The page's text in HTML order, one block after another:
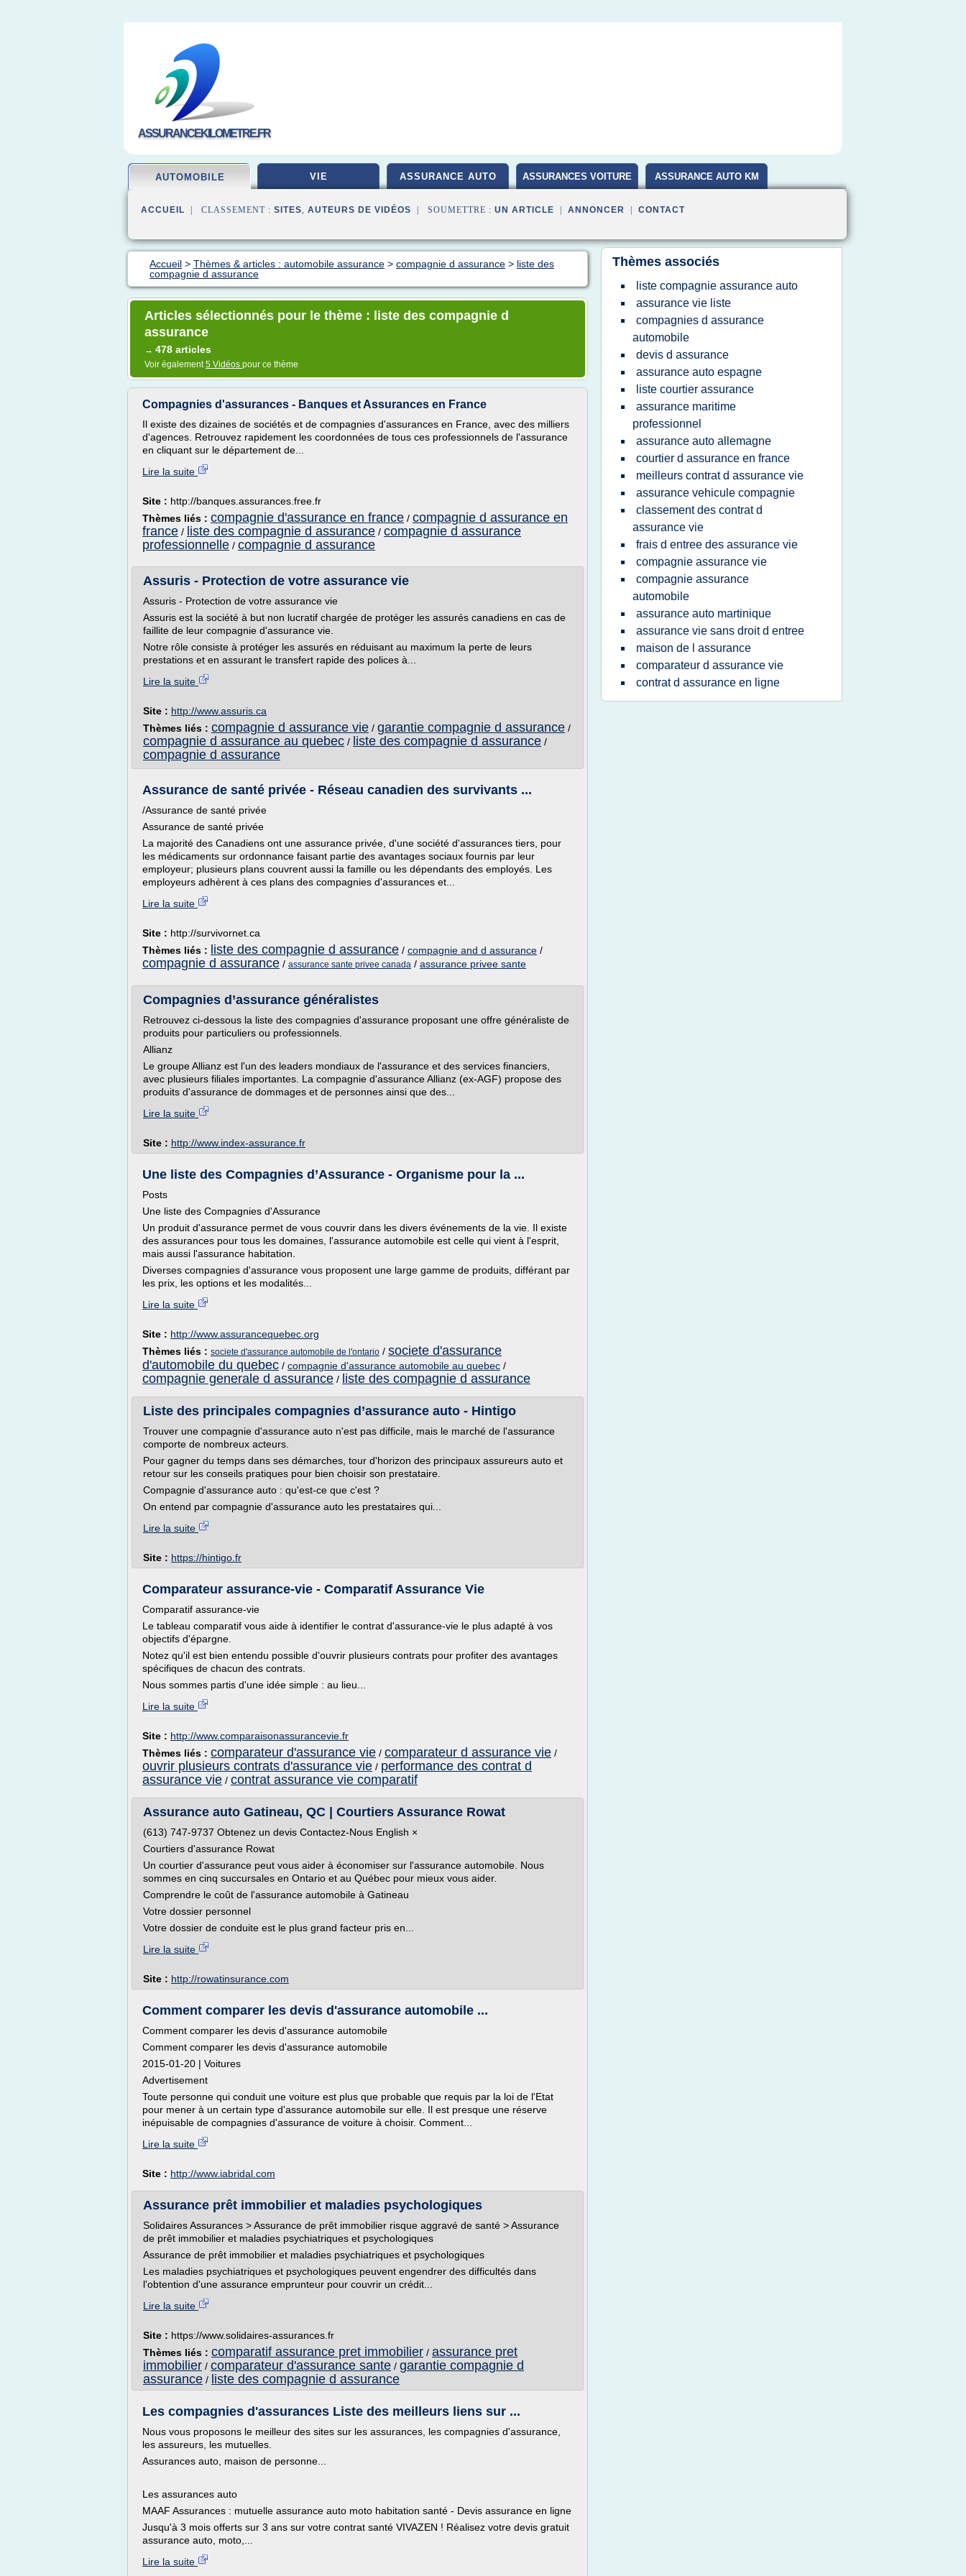
ASSURANCEKILOMETRE.FR
AUTOMOBILE VIE ASSURANCE AUTO ASSURANCES VOITURE ASSURANCE AUTO KM
ACCUEIL | CLASSEMENT : SITES, AUTEURS DE VIDÉOS | SOUMETTRE : UN ARTICLE ANNONCER CONTACT
Accueil > Thèmes & articles : automobile assurance > compagnie d assurance > liste des
compagnie d assurance
Articles sélectionnés pour le thème : liste des compagnie d
assurance
→ 478 articles
Voir également5 Vidéos pour ce thème
Compagnies d'assurances - Banques et Assurances en France
Il existe des dizaines de sociétés et de compagnies d'assurances en France, avec des milliers
d'agences. Retrouvez rapidement les coordonnées de tous ces professionnels de l'assurance
en cliquant sur le département de...
Lire la suite
Site : http://banques.assurances.free.fr
Thèmes liés : compagnie d'assurance en france / compagnie d assurance en
france / liste des compagnie d assurance / compagnie d assurance
professionnelle / compagnie d assurance
Assuris - Protection de votre assurance vie
Assuris - Protection de votre assurance vie
Assuris est la société à but non lucratif chargée de protéger les assurés canadiens en cas de
faillite de leur compagnie d'assurance vie.
Notre rôle consiste à protéger les assurés en réduisant au maximum la perte de leurs
prestations et en assurant le transfert rapide des polices à...
Lire la suite
Site : http://www.assuris.ca
Thèmes liés : compagnie d assurance vie / garantie compagnie d assurance /
compagnie d assurance au quebec / liste des compagnie d assurance /
compagnie d assurance
Assurance de santé privée - Réseau canadien des survivants ...
/Assurance de santé privée
Assurance de santé privée
La majorité des Canadiens ont une assurance privée, d'une société d'assurances tiers, pour
les médicaments sur ordonnance faisant partie des avantages sociaux fournis par leur
employeur; plusieurs plans couvrent aussi la famille ou les dépendants des employés. Les
employeurs adhèrent à ces plans des compagnies d'assurances et...
Lire la suite
Site : http://survivornet.ca
Thèmes liés :
liste des compagnie d assurance / compagnie and d assurance /
compagnie d assurance / assurance sante privee canada / assurance privee sante
Compagnies d’assurance généralistes
Retrouvez ci-dessous la liste des compagnies d'assurance proposant une offre généraliste de
produits pour particuliers ou professionnels.
Allianz
Le groupe Allianz est l'un des leaders mondiaux de l'assurance et des services financiers,
avec plusieurs filiales importantes. La compagnie d'assurance Allianz (ex-AGF) propose des
produits d'assurance de dommages et de personnes ainsi que des...
Lire la suite
Site : http://www.index-assurance.fr
Une liste des Compagnies d’Assurance - Organisme pour la ...
Posts
Une liste des Compagnies d'Assurance
Un produit d'assurance permet de vous couvrir dans les divers événements de la vie. Il existe
des assurances pour tous les domaines, l'assurance automobile est celle qui vient à l'esprit,
mais aussi l'assurance habitation.
Diverses compagnies d'assurance vous proposent une large gamme de produits, différant par
les prix, les options et les modalités...
Lire la suite
Site : http://www.assurancequebec.org
Thèmes liés : societe d'assurance automobile de l'ontario / societe d'assurance
d'automobile du quebec / compagnie d'assurance automobile au quebec /
compagnie generale d assurance / liste des compagnie d assurance
Liste des principales compagnies d’assurance auto - Hintigo
Trouver une compagnie d'assurance auto n'est pas difficile, mais le marché de l'assurance
comporte de nombreux acteurs.
Pour gagner du temps dans ses démarches, tour d'horizon des principaux assureurs auto et
retour sur les conseils pratiques pour bien choisir son prestataire.
Compagnie d'assurance auto : qu'est-ce que c'est ?
On entend par compagnie d'assurance auto les prestataires qui...
Lire la suite
Site : https://hintigo.fr
Comparateur assurance-vie - Comparatif Assurance Vie
Comparatif assurance-vie
Le tableau comparatif vous aide à identifier le contrat d'assurance-vie le plus adapté à vos
objectifs d'épargne.
Notez qu'il est bien entendu possible d'ouvrir plusieurs contrats pour profiter des avantages
spécifiques de chacun des contrats.
Nous sommes partis d'une idée simple : au lieu...
Lire la suite
Site : http://www.comparaisonassurancevie.fr
Thèmes liés : comparateur d'assurance vie / comparateur d assurance vie /
ouvrir plusieurs contrats d'assurance vie / performance des contrat d
assurance vie / contrat assurance vie comparatif
Assurance auto Gatineau, QC | Courtiers Assurance Rowat
(613) 747-9737 Obtenez un devis Contactez-Nous English ×
Courtiers d'assurance Rowat
Un courtier d'assurance peut vous aider à économiser sur l'assurance automobile. Nous
sommes en cinq succursales en Ontario et au Québec pour mieux vous aider.
Comprendre le coût de l'assurance automobile à Gatineau
Votre dossier personnel
Votre dossier de conduite est le plus grand facteur pris en...
Lire la suite
Site : http://rowatinsurance.com
Comment comparer les devis d'assurance automobile ...
Comment comparer les devis d'assurance automobile
Comment comparer les devis d'assurance automobile
2015-01-20 | Voitures
Advertisement
Toute personne qui conduit une voiture est plus que probable que requis par la loi de l'Etat
pour mener à un certain type d'assurance automobile sur elle. Il est presque une réserve
inépuisable de compagnies d'assurance de voiture à choisir. Comment...
Lire la suite
Site : http://www.iabridal.com
Assurance prêt immobilier et maladies psychologiques
Solidaires Assurances > Assurance de prêt immobilier risque aggravé de santé > Assurance
de prêt immobilier et maladies psychiatriques et psychologiques
Assurance de prêt immobilier et maladies psychiatriques et psychologiques
Les maladies psychiatriques et psychologiques peuvent engendrer des difficultés dans
l'obtention d'une assurance emprunteur pour couvrir un crédit...
Lire la suite
Site : https://www.solidaires-assurances.fr
Thèmes liés : comparatif assurance pret immobilier / assurance pret
immobilier / comparateur d'assurance sante / garantie compagnie d
assurance / liste des compagnie d assurance
Les compagnies d'assurances Liste des meilleurs liens sur ...
Nous vous proposons le meilleur des sites sur les assurances, les compagnies d'assurance,
les assureurs, les mutuelles.
Assurances auto, maison de personne...
Les assurances auto
MAAF Assurances : mutuelle assurance auto moto habitation santé - Devis assurance en ligne
Jusqu'à 3 mois offerts sur 3 ans sur votre contrat santé VIVAZEN ! Réalisez votre devis gratuit
assurance auto, moto,...
Lire la suite
Thèmes associés
liste compagnie assurance auto
assurance vie liste
compagnies d assurance
automobile
devis d assurance
assurance auto espagne
liste courtier assurance
assurance maritime
professionnel
assurance auto allemagne
courtier d assurance en france
meilleurs contrat d assurance vie
assurance vehicule compagnie
classement des contrat d
assurance vie
frais d entree des assurance vie
compagnie assurance vie
compagnie assurance
automobile
assurance auto martinique
assurance vie sans droit d entree
maison de l assurance
comparateur d assurance vie
contrat d assurance en ligne